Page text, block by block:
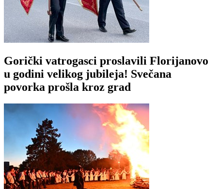
Gorički vatrogasci proslavili Florijanovo
u godini velikog jubileja! Svečana
povorka prošla kroz grad